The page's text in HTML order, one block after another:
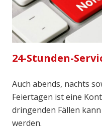
24-Stunden-
Auch abends, nachts
Feiertagen ist eine
dringenden Fällen
werden.